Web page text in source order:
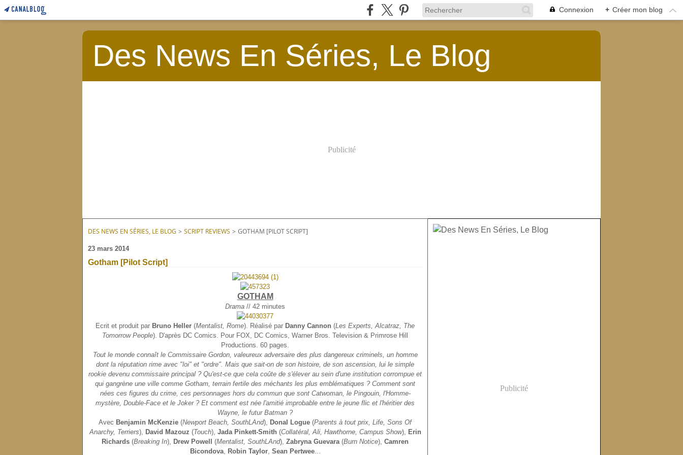
Connexion + Créer mon blog
Des News En Séries, Le Blog
Publicité
DES NEWS EN SÉRIES, LE BLOG > SCRIPT REVIEWS > GOTHAM [PILOT SCRIPT]
23 mars 2014
Gotham [Pilot Script]
GOTHAM
Drama // 42 minutes
Ecrit et produit par Bruno Heller (Mentalist, Rome). Réalisé par Danny Cannon (Les Experts, Alcatraz, The
Tomorrow People). D'après DC Comics. Pour FOX, DC Comics, Warner Bros. Television & Primrose Hill
Productions. 60 pages.
Tout le monde connaît le Commissaire Gordon, valeureux adversaire des plus dangereux criminels, un homme
dont la réputation rime avec "loi" et "ordre". Mais que sait-on de son histoire, de son ascension, lui le simple
rookie devenu commissaire principal ? Qu'est-ce que cela coûte de s'élever au sein d'une institution corrompue et
qui gangrène une ville comme Gotham, terrain fertile des méchants les plus emblématiques ? Comment sont
nées ces figures du crime, ces personnages hors du commun que sont Catwoman, le Pingouin, l'Homme-
mystère, Double-Face et le Joker ? Et comment est née l'amitié improbable entre le jeune flic et l'héritier des
Wayne, le futur Batman ?
Avec Benjamin McKenzie (Newport Beach, SouthLAnd), Donal Logue (Parents à tout prix, Life, Sons Of
Anarchy, Terriers), David Mazouz (Touch), Jada Pinkett-Smith (Collatéral, Ali, Hawthorne, Campus Show), Erin
Richards (Breaking In), Drew Powell (Mentalist, SouthLAnd), Zabryna Guevara(Burn Notice), Camren
Bicondova, Robin Taylor, Sean Pertwee...
Publicité